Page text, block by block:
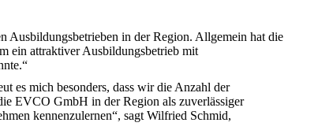
Ausbildungsbetrieben in der Region. Allgemein hat die
ein attraktiver Ausbildungsbetrieb mit
es mich besonders, dass wir die Anzahl der
EVCO GmbH in der Region als zuverlässiger
kennenzulernen“, sagt Wilfried Schmid,